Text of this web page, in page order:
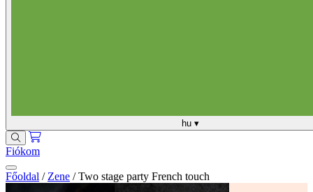
hu ▾
Fiókom
Főoldal / Zene / Two stage party French touch